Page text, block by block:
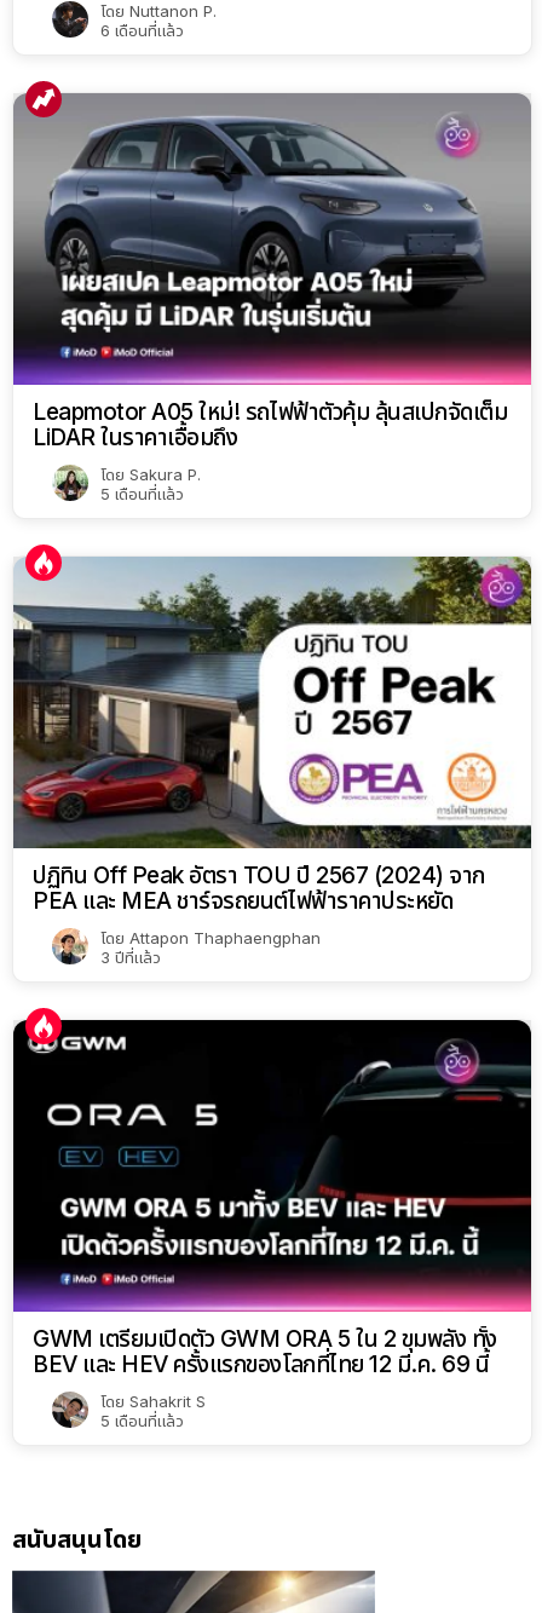
โดย Nuttanon P.
6 เดือนที่แล้ว
Leapmotor A05 ใหม่! รถไฟฟ้าตัวคุ้ม ลุ้นสเปกจัดเต็ม
LiDAR ในราคาเอื้อมถึง
โดย Sakura P.
5 เดือนที่แล้ว
ปฏิทิน Off Peak อัตรา TOU ปี 2567 (2024) จาก
PEA และ MEA ชาร์จรถยนต์ไฟฟ้าราคาประหยัด
โดย Attapon Thaphaengphan
3 ปีที่แล้ว
GWM เตรียมเปิดตัว GWM ORA 5 ใน 2 ขุมพลัง ทั้ง
BEV และ HEV ครั้งแรกของโลกที่ไทย 12 มี.ค. 69 นี้
โดย Sahakrit S
5 เดือนที่แล้ว
สนับสนุนโดย